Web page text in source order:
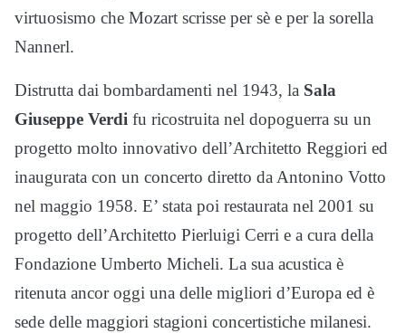
virtuosismo che Mozart scrisse per sè e per la sorella
Nannerl.
Distrutta dai bombardamenti nel 1943, la Sala
Giuseppe Verdi fu ricostruita nel dopoguerra su un
progetto molto innovativo dell’Architetto Reggiori ed
inaugurata con un concerto diretto da Antonino Votto
nel maggio 1958. E’ stata poi restaurata nel 2001 su
progetto dell’Architetto Pierluigi Cerri e a cura della
Fondazione Umberto Micheli. La sua acustica è
ritenuta ancor oggi una delle migliori d’Europa ed è
sede delle maggiori stagioni concertistiche milanesi.